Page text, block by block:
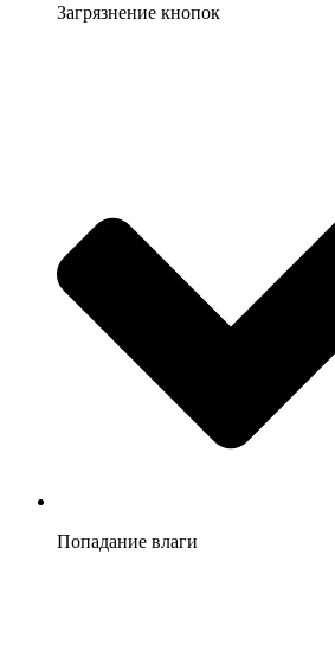
Загрязнение кнопок
Попадание влаги